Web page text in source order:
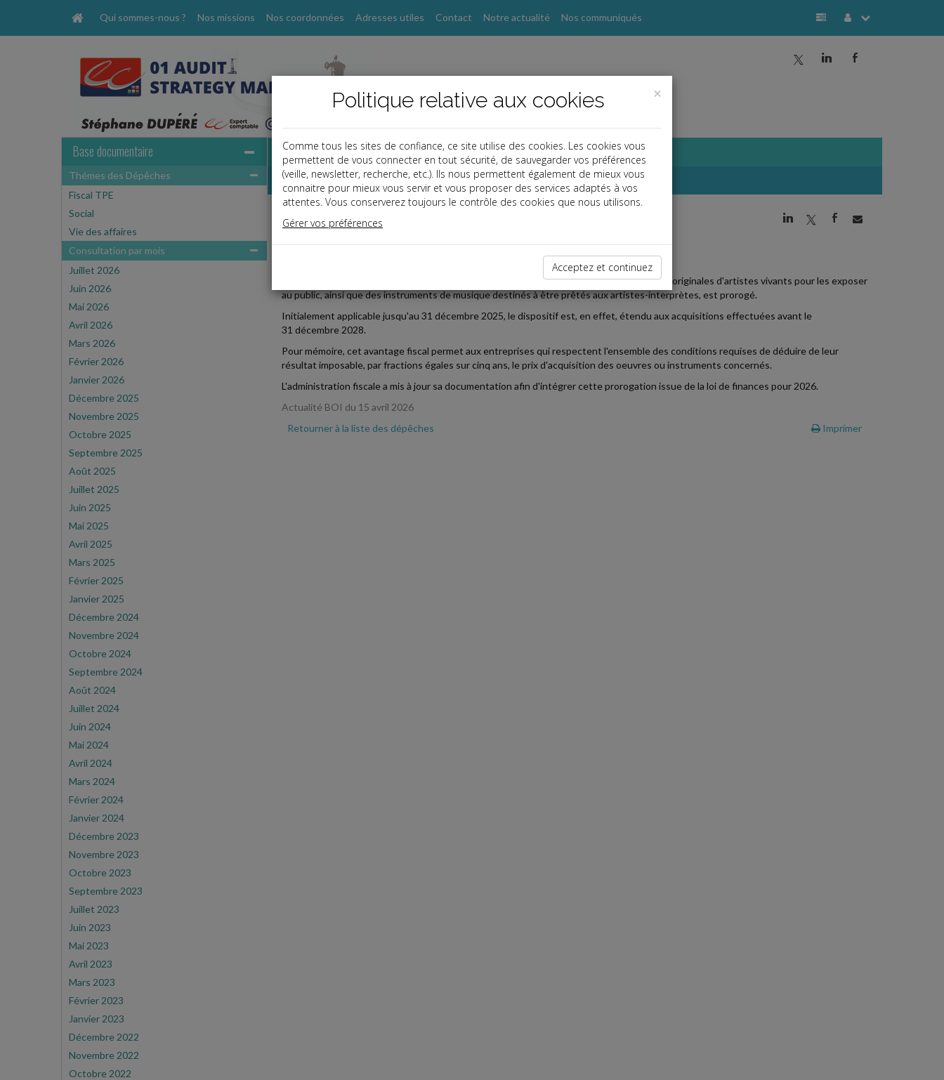
Qui sommes-nous ? Nos missions Nos coordonnées Adresses utiles Contact Notre actualité Nos communiqués
b
j
a
Base documentaire
Thémes des Dépêches
Fiscal TPE
Social
Vie des affaires
Consultation par mois
Juillet 2026
Juin 2026
Mai 2026
Avril 2026
Mars 2026
Février 2026
Janvier 2026
Décembre 2025
Novembre 2025
Octobre 2025
Septembre 2025
Août 2025
Juillet 2025
Juin 2025
Mai 2025
Avril 2025
Mars 2025
Février 2025
Janvier 2025
Décembre 2024
Novembre 2024
Octobre 2024
Septembre 2024
Août 2024
Juillet 2024
Juin 2024
Mai 2024
Avril 2024
Mars 2024
Février 2024
Janvier 2024
Décembre 2023
Novembre 2023
Octobre 2023
Septembre 2023
Juillet 2023
Juin 2023
Mai 2023
Avril 2023
Mars 2023
Février 2023
Janvier 2023
Décembre 2022
Novembre 2022
Octobre 2022
Dépêches
j a b
Date: 2026-05-26
DÉDUCTION SPÉCIALE POUR L'ACHAT D'OEUVRES D'ART
Le dispositif de déduction spéciale en faveur des entreprises qui acquièrent des oeuvres originales d'artistes vivants pour les exposer
au public, ainsi que des instruments de musique destinés à être prêtés aux artistes-interprètes, est prorogé.
Initialement applicable jusqu'au 31 décembre 2025, le dispositif est, en effet, étendu aux acquisitions effectuées avant le
31 décembre 2028.
Pour mémoire, cet avantage fiscal permet aux entreprises qui respectent l'ensemble des conditions requises de déduire de leur
résultat imposable, par fractions égales sur cinq ans, le prix d'acquisition des oeuvres ou instruments concernés.
L'administration fiscale a mis à jour sa documentation afin d'intégrer cette prorogation issue de la loi de finances pour 2026.
Actualité BOI du 15 avril 2026
Retourner à la liste des dépêches
Imprimer
×
Politique relative aux cookies
Comme tous les sites de confiance, ce site utilise des cookies. Les cookies vous
permettent de vous connecter en tout sécurité, de sauvegarder vos préférences
(veille, newsletter, recherche, etc.). Ils nous permettent également de mieux vous
connaitre pour mieux vous servir et vous proposer des services adaptés à vos
attentes. Vous conserverez toujours le contrôle des cookies que nous utilisons.
Gérer vos préférences
Acceptez et continuez